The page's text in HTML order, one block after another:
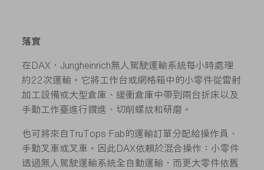
落實
在DAX，Jungheinrich無人駕駛運輸系統每小時處理
約22次運輸。它將工作台或網格箱中的小零件從雷射
加工設備或大型倉庫、緩衝倉庫中帶到兩台折床以及
手動工作臺進行鑽進、切削螺紋和研磨。
也可將來自TruTops Fab的運輸訂單分配給操作員、
手動叉車或叉車。因此DAX依賴於混合操作：小零件
透過無人駕駛運輸系統全自動運輸，而更大零件依舊